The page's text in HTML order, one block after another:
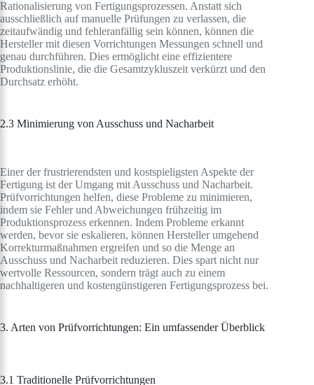
Rationalisierung von Fertigungsprozessen. Anstatt sich
ausschließlich auf manuelle Prüfungen zu verlassen, die
zeitaufwändig und fehleranfällig sein können, können die
Hersteller mit diesen Vorrichtungen Messungen schnell und
genau durchführen. Dies ermöglicht eine effizientere
Produktionslinie, die die Gesamtzykluszeit verkürzt und den
Durchsatz erhöht.
2.3 Minimierung von Ausschuss und Nacharbeit
Einer der frustrierendsten und kostspieligsten Aspekte der
Fertigung ist der Umgang mit Ausschuss und Nacharbeit.
Prüfvorrichtungen helfen, diese Probleme zu minimieren,
indem sie Fehler und Abweichungen frühzeitig im
Produktionsprozess erkennen. Indem Probleme erkannt
werden, bevor sie eskalieren, können Hersteller umgehend
Korrekturmaßnahmen ergreifen und so die Menge an
Ausschuss und Nacharbeit reduzieren. Dies spart nicht nur
wertvolle Ressourcen, sondern trägt auch zu einem
nachhaltigeren und kostengünstigeren Fertigungsprozess bei.
3. Arten von Prüfvorrichtungen: Ein umfassender Überblick
3.1 Traditionelle Prüfvorrichtungen